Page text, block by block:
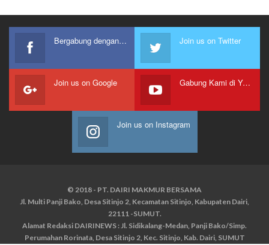
Bergabung dengan kami Join us on Twitter
Join us on Google Gabung Kami di Youtube
Join us on Instagram
© 2018 - PT. DAIRI MAKMUR BERSAMA
Jl. Multi Panji Bako, Desa Sitinjo 2, Kecamatan Sitinjo, Kabupaten Dairi,
22111 -SUMUT.
Alamat Redaksi DAIRINEWS : Jl. Sidikalang-Medan, Panji Bako/Simp.
Perumahan Rorinata, Desa Sitinjo 2, Kec. Sitinjo, Kab. Dairi, SUMUT